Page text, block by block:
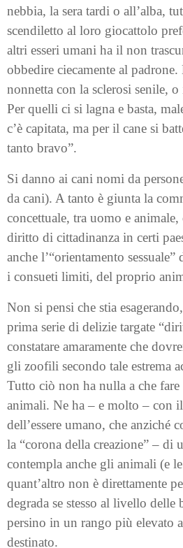
nebbia, la sera tardi o all’alba,
scendiletto al loro giocattolo
altri esseri umani ha il non
obbedire ciecamente al
nonnetta con la sclerosi senile,
Per quelli ci si lagna e basta,
c’è capitata, ma per il cane si
tanto bravo”.
Si danno ai cani nomi da
da cani). A tanto è giunta la
concettuale, tra uomo e
diritto di cittadinanza in certi
anche l’“orientamento
i consueti limiti, del proprio
Non si pensi che stia
prima serie di delizie targate
constatare amaramente che
gli zoofili secondo tale estrema
Tutto ciò non ha nulla a che
animali. Ne ha – e molto – con
dell’essere umano, che anziché
la “corona della creazione” – di
contempla anche gli animali (e
quant’altro non è direttamente
degrada se stesso al livello delle
persino in un rango più elevato
destinato.